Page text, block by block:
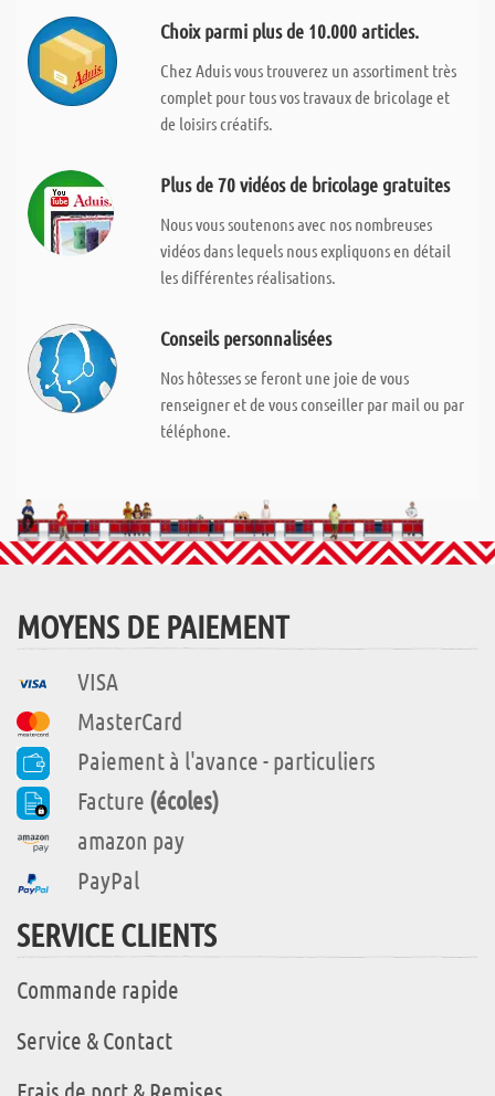
Choix parmi plus de 10.000 articles.
Chez Aduis vous trouverez un assortiment très
complet pour tous vos travaux de bricolage et
de loisirs créatifs.
Plus de 70 vidéos de bricolage gratuites
Nous vous soutenons avec nos nombreuses
vidéos dans lequels nous expliquons en détail
les différentes réalisations.
Conseils personnalisées
Nos hôtesses se feront une joie de vous
renseigner et de vous conseiller par mail ou par
téléphone.
MOYENS DE PAIEMENT
VISA
MasterCard
Paiement à l'avance - particuliers
Facture (écoles)
amazon pay
PayPal
SERVICE CLIENTS
Commande rapide
Service & Contact